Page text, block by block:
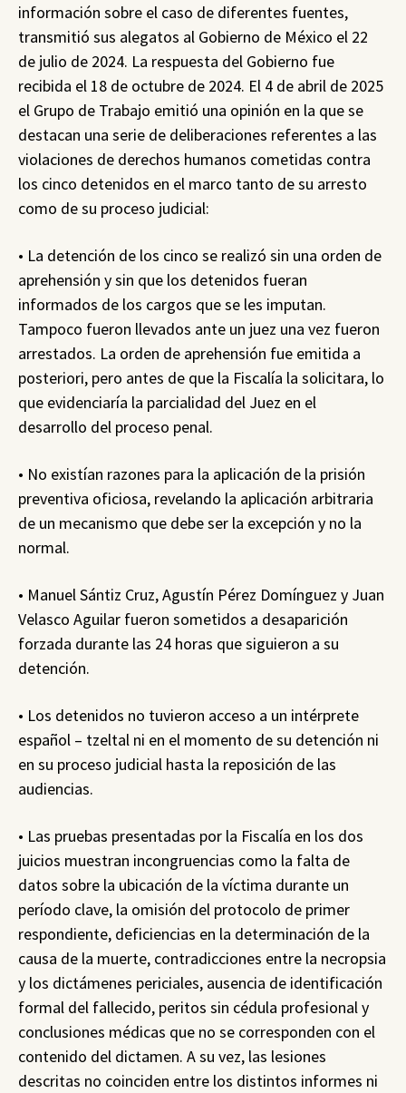
información sobre el caso de diferentes fuentes,
transmitió sus alegatos al Gobierno de México el 22
de julio de 2024. La respuesta del Gobierno fue
recibida el 18 de octubre de 2024. El 4 de abril de 2025
el Grupo de Trabajo emitió una opinión en la que se
destacan una serie de deliberaciones referentes a las
violaciones de derechos humanos cometidas contra
los cinco detenidos en el marco tanto de su arresto
como de su proceso judicial:
• La detención de los cinco se realizó sin una orden de
aprehensión y sin que los detenidos fueran
informados de los cargos que se les imputan.
Tampoco fueron llevados ante un juez una vez fueron
arrestados. La orden de aprehensión fue emitida a
posteriori, pero antes de que la Fiscalía la solicitara, lo
que evidenciaría la parcialidad del Juez en el
desarrollo del proceso penal.
• No existían razones para la aplicación de la prisión
preventiva oficiosa, revelando la aplicación arbitraria
de un mecanismo que debe ser la excepción y no la
normal.
• Manuel Sántiz Cruz, Agustín Pérez Domínguez y Juan
Velasco Aguilar fueron sometidos a desaparición
forzada durante las 24 horas que siguieron a su
detención.
• Los detenidos no tuvieron acceso a un intérprete
español – tzeltal ni en el momento de su detención ni
en su proceso judicial hasta la reposición de las
audiencias.
• Las pruebas presentadas por la Fiscalía en los dos
juicios muestran incongruencias como la falta de
datos sobre la ubicación de la víctima durante un
período clave, la omisión del protocolo de primer
respondiente, deficiencias en la determinación de la
causa de la muerte, contradicciones entre la necropsia
y los dictámenes periciales, ausencia de identificación
formal del fallecido, peritos sin cédula profesional y
conclusiones médicas que no se corresponden con el
contenido del dictamen. A su vez, las lesiones
descritas no coinciden entre los distintos informes ni